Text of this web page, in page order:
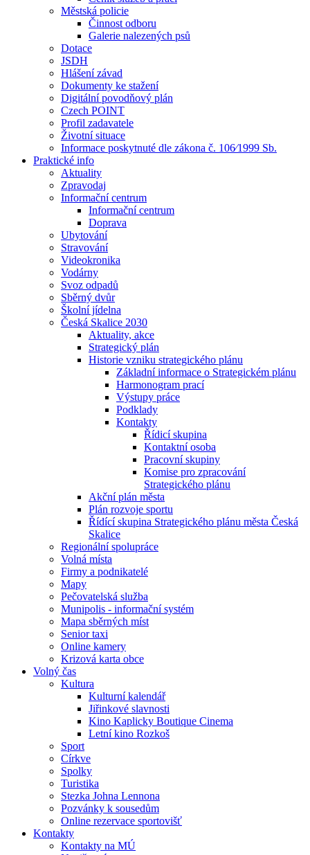
Městská policie
Činnost odboru
Galerie nalezených psů
Dotace
JSDH
Hlášení závad
Dokumenty ke stažení
Digitální povodňový plán
Czech POINT
Profil zadavatele
Životní situace
Informace poskytnuté dle zákona č. 106⁄1999 Sb.
Praktické info
Aktuality
Zpravodaj
Informační centrum
Informační centrum
Doprava
Ubytování
Stravování
Videokronika
Vodárny
Svoz odpadů
Sběrný dvůr
Školní jídelna
Česká Skalice 2030
Aktuality, akce
Strategický plán
Historie vzniku strategického plánu
Základní informace o Strategickém plánu
Harmonogram prací
Výstupy práce
Podklady
Kontakty
Řídicí skupina
Kontaktní osoba
Pracovní skupiny
Komise pro zpracování
Strategického plánu
Akční plán města
Plán rozvoje sportu
Řídící skupina Strategického plánu města Česká
Skalice
Regionální spolupráce
Volná místa
Firmy a podnikatelé
Mapy
Pečovatelská služba
Munipolis - informační systém
Mapa sběrných míst
Senior taxi
Online kamery
Krizová karta obce
Volný čas
Kultura
Kulturní kalendář
Jiřinkové slavnosti
Kino Kaplicky Boutique Cinema
Letní kino Rozkoš
Sport
Církve
Spolky
Turistika
Stezka Johna Lennona
Pozvánky k sousedům
Online rezervace sportovišť
Kontakty
Kontakty na MÚ